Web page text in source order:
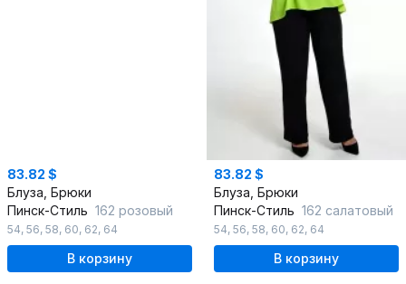
83.82 $
Блуза, Брюки
Пинск-Стиль 162 розовый
54, 56, 58, 60, 62, 64
В корзину
83.82 $
Блуза, Брюки
Пинск-Стиль 162 салатовый
54, 56, 58, 60, 62, 64
В корзину